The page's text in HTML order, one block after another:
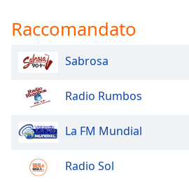
Raccomandato
Sabrosa
Radio Rumbos
La FM Mundial
Radio Sol